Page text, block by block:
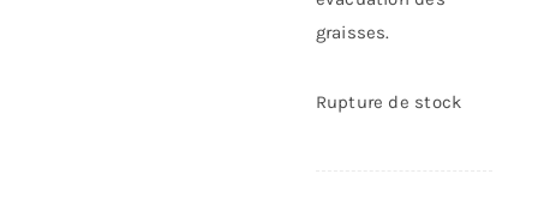
graisses.
Rupture de stock